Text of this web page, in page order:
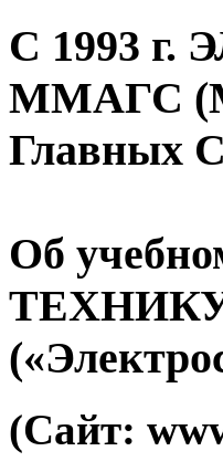
С 1993 г.
ММАГС
Главных
Об
(Сайт: